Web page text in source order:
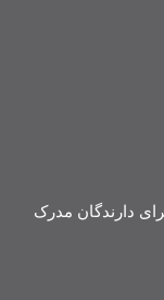
دارندگان مدرک